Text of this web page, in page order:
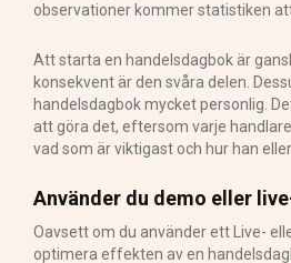
observationer kommer statistiken
Att starta en handelsdagbok är
konsekvent är den svåra delen.
handelsdagbok mycket personlig.
att göra det, eftersom varje
vad som är viktigast och hur han
Använder du demo eller
Oavsett om du använder ett Live-
optimera effekten av en